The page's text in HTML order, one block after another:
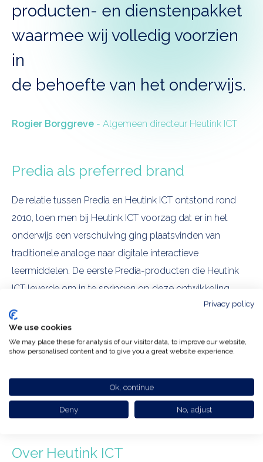
producten- en dienstenpakket
waarmee wij volledig voorzien
in
de behoefte van het onderwijs.
Rogier Borggreve - Algemeen directeur Heutink ICT
Predia als preferred brand
De relatie tussen Predia en Heutink ICT ontstond rond
2010, toen men bij Heutink ICT voorzag dat er in het
onderwijs een verschuiving ging plaatsvinden van
traditionele analoge naar digitale interactieve
leermiddelen. De eerste Predia-producten die Heutink
ICT leverde om in te springen op deze ontwikkeling,
waren digitale schoolborden. Na enkele jaren producten
van verschillende merken te hebben aangeboden, koos
Heutink ICT er in 2015 voor alléén nog Predia te leveren.
De keuze voor Predia als preferred brand werd vooral
gebaseerd op de samenstelling van het portfolio en de
gunstige prijs-kwaliteitverhouding.
Over Heutink ICT
Privacy policy
We use cookies
We may place these for analysis of our visitor data, to improve our website,
show personalised content and to give you a great website experience.
Ok, continue
Deny No, adjust